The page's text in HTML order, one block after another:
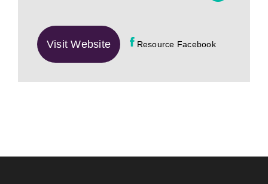
Visit Website Resource Facebook